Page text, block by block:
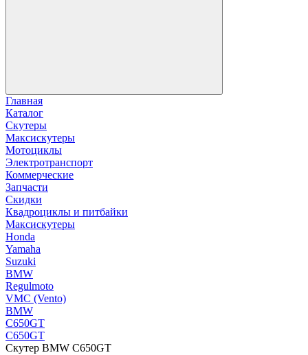
Главная
Каталог
Скутеры
Максискутеры
Мотоциклы
Электротранспорт
Коммерческие
Запчасти
Скидки
Квадроциклы и питбайки
Максискутеры
Honda
Yamaha
Suzuki
BMW
Regulmoto
VMC (Vento)
BMW
C650GT
C650GT
Скутер BMW C650GT